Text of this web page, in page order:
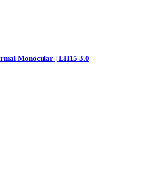
Monocular | LH15 3.0